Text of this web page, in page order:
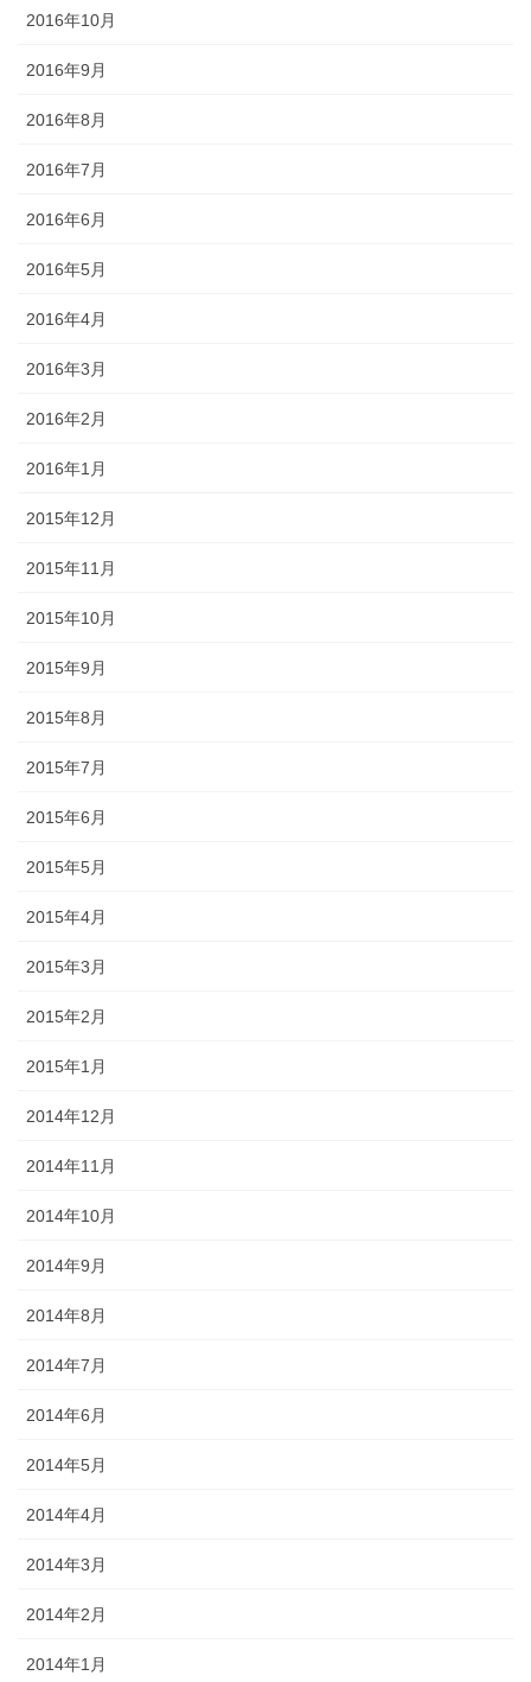
2016年10月
2016年9月
2016年8月
2016年7月
2016年6月
2016年5月
2016年4月
2016年3月
2016年2月
2016年1月
2015年12月
2015年11月
2015年10月
2015年9月
2015年8月
2015年7月
2015年6月
2015年5月
2015年4月
2015年3月
2015年2月
2015年1月
2014年12月
2014年11月
2014年10月
2014年9月
2014年8月
2014年7月
2014年6月
2014年5月
2014年4月
2014年3月
2014年2月
2014年1月